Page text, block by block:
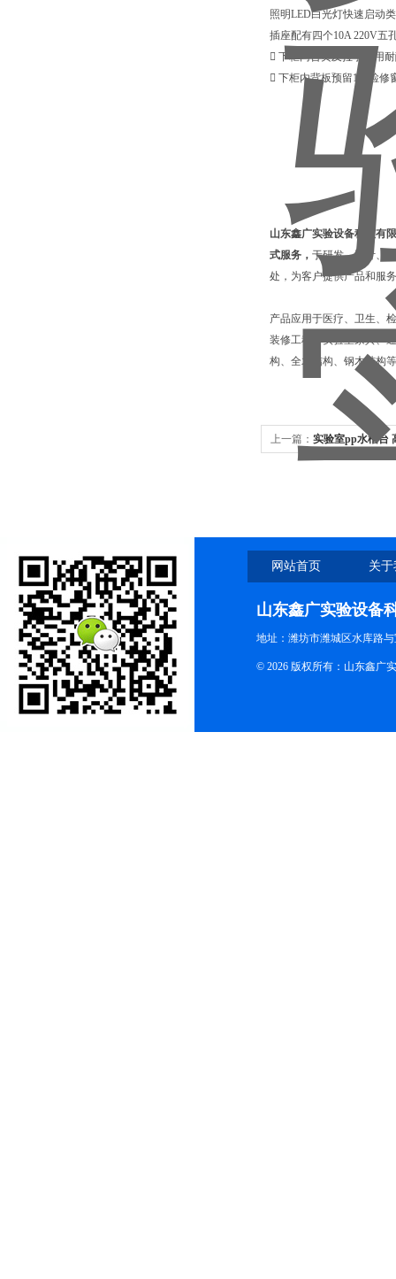
照明LED白光灯快速启动
插座配有四个10A 220V五
 下柜门合页及拉手采用
 下柜内背板预留1个检修
山东鑫广实验设备科技有
式服务， 于研发、设计、
处，为客户提供产品和服
产品应用于医疗、卫生、
装修工程、实验室家具、
构、全木结构、钢木结构
上一篇： 实验室pp水槽台
网站首页 关
山东鑫广实验设备
地址：潍坊市潍城区水库路
© 2026 版权所有：山东鑫广